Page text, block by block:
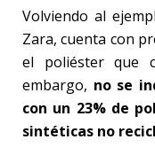
Volviendo al
Zara, cuenta con
el poliéster que
embargo, no se
con un 23% de
sintéticas no